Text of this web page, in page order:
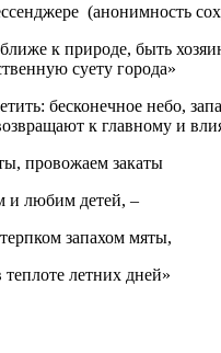
(анонимность
к природе, быть
суету города»
бесконечное небо,
к главному и
провожаем закаты
и любим детей, –
запахом мяты,
летних дней»